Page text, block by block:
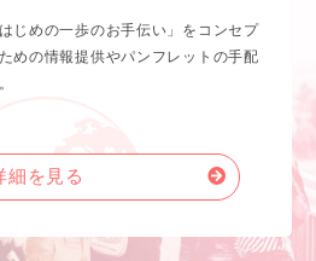
じめの一歩のお手伝い」をコンセプ
めの情報提供やパンフレットの手配
細を見る